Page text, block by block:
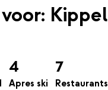
Kippel
4
Apres ski
7
Restaurants